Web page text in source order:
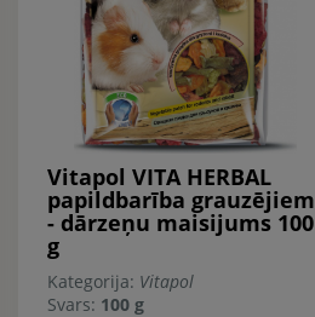
Vitapol VITA HERBAL
papildbarība grauzējiem
- dārzeņu maisijums 100
g
Kategorija: Vitapol
Svars: 100 g